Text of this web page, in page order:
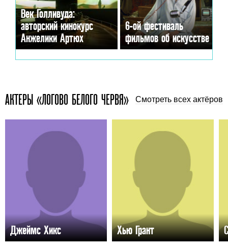
Век Голливуда:
авторский кинокурс
Анжелики Артюх
6-ой фестиваль
фильмов об искусстве
АКТЕРЫ «ЛОГОВО БЕЛОГО ЧЕРВЯ» Смотреть всех актёров
Джеймс Хикс Хью Грант